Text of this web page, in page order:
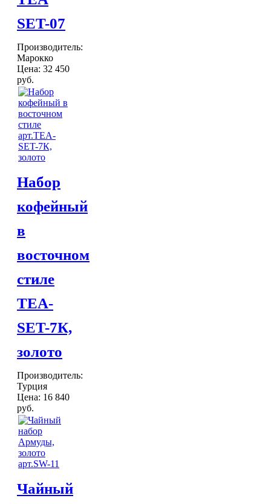
SET-07
Производитель:
Марокко
Цена: 32 450
руб.
Набор
кофейный
в
восточном
стиле
TEA-
SET-7К,
золото
Производитель:
Турция
Цена: 16 840
руб.
Чайный